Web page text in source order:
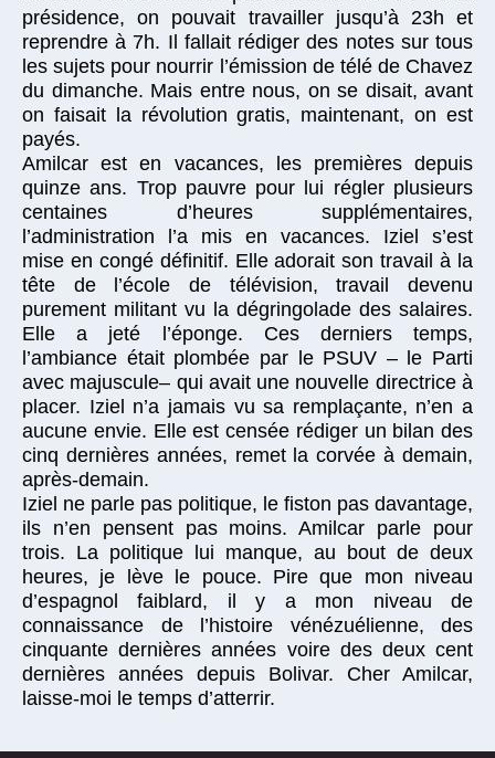
présidence, on pouvait travailler jusqu’à 23h et
reprendre à 7h. Il fallait rédiger des notes sur tous
les sujets pour nourrir l’émission de télé de Chavez
du dimanche. Mais entre nous, on se disait, avant
on faisait la révolution gratis, maintenant, on est
payés.
Amilcar est en vacances, les premières depuis
quinze ans. Trop pauvre pour lui régler plusieurs
centaines d’heures supplémentaires,
l’administration l’a mis en vacances. Iziel s’est
mise en congé définitif. Elle adorait son travail à la
tête de l’école de télévision, travail devenu
purement militant vu la dégringolade des salaires.
Elle a jeté l’éponge. Ces derniers temps,
l’ambiance était plombée par le PSUV – le Parti
avec majuscule– qui avait une nouvelle directrice à
placer. Iziel n’a jamais vu sa remplaçante, n’en a
aucune envie. Elle est censée rédiger un bilan des
cinq dernières années, remet la corvée à demain,
après-demain.
Iziel ne parle pas politique, le fiston pas davantage,
ils n’en pensent pas moins. Amilcar parle pour
trois. La politique lui manque, au bout de deux
heures, je lève le pouce. Pire que mon niveau
d’espagnol faiblard, il y a mon niveau de
connaissance de l’histoire vénézuélienne, des
cinquante dernières années voire des deux cent
dernières années depuis Bolivar. Cher Amilcar,
laisse-moi le temps d’atterrir.